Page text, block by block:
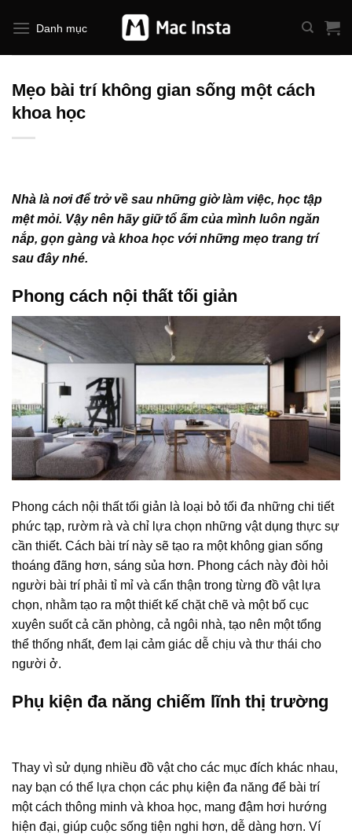
qua
Danh mục
Mẹo bài trí không gian sống một cách
khoa học
Nhà là nơi để trở về sau những giờ làm việc, học tập
mệt mỏi. Vậy nên hãy giữ tổ ấm của mình luôn ngăn
nắp, gọn gàng và khoa học với những mẹo trang trí
sau đây nhé.
Phong cách nội thất tối giản
Phong cách nội thất tối giản là loại bỏ tối đa những chi tiết
phức tạp, rườm rà và chỉ lựa chọn những vật dụng thực sự
cần thiết. Cách bài trí này sẽ tạo ra một không gian sống
thoáng đãng hơn, sáng sủa hơn. Phong cách này đòi hỏi
người bài trí phải tỉ mỉ và cẩn thận trong từng đồ vật lựa
chọn, nhằm tạo ra một thiết kế chặt chẽ và một bố cục
xuyên suốt cả căn phòng, cả ngôi nhà, tạo nên một tổng
thể thống nhất, đem lại cảm giác dễ chịu và thư thái cho
người ở.
Phụ kiện đa năng chiếm lĩnh thị trường
Thay vì sử dụng nhiều đồ vật cho các mục đích khác nhau,
nay bạn có thể lựa chọn các phụ kiện đa năng để bài trí
một cách thông minh và khoa học, mang đậm hơi hướng
hiện đại, giúp cuộc sống tiện nghi hơn, dễ dàng hơn. Ví